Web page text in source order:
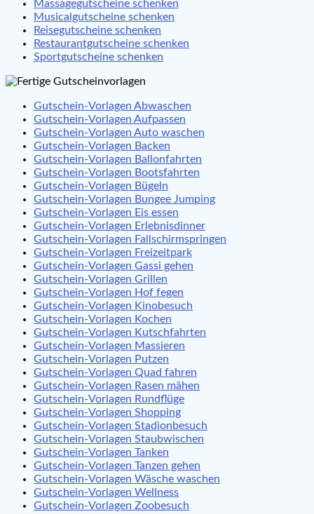
Massagegutscheine schenken
Musicalgutscheine schenken
Reisegutscheine schenken
Restaurantgutscheine schenken
Sportgutscheine schenken
Gutschein-Vorlagen Abwaschen
Gutschein-Vorlagen Aufpassen
Gutschein-Vorlagen Auto waschen
Gutschein-Vorlagen Backen
Gutschein-Vorlagen Ballonfahrten
Gutschein-Vorlagen Bootsfahrten
Gutschein-Vorlagen Bügeln
Gutschein-Vorlagen Bungee Jumping
Gutschein-Vorlagen Eis essen
Gutschein-Vorlagen Erlebnisdinner
Gutschein-Vorlagen Fallschirmspringen
Gutschein-Vorlagen Freizeitpark
Gutschein-Vorlagen Gassi gehen
Gutschein-Vorlagen Grillen
Gutschein-Vorlagen Hof fegen
Gutschein-Vorlagen Kinobesuch
Gutschein-Vorlagen Kochen
Gutschein-Vorlagen Kutschfahrten
Gutschein-Vorlagen Massieren
Gutschein-Vorlagen Putzen
Gutschein-Vorlagen Quad fahren
Gutschein-Vorlagen Rasen mähen
Gutschein-Vorlagen Rundflüge
Gutschein-Vorlagen Shopping
Gutschein-Vorlagen Stadionbesuch
Gutschein-Vorlagen Staubwischen
Gutschein-Vorlagen Tanken
Gutschein-Vorlagen Tanzen gehen
Gutschein-Vorlagen Wäsche waschen
Gutschein-Vorlagen Wellness
Gutschein-Vorlagen Zoobesuch